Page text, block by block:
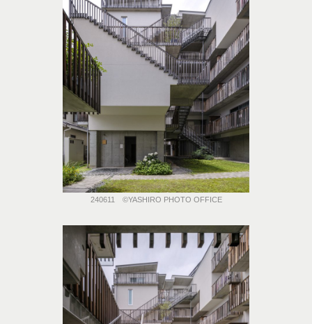
240611 ©️YASHIRO PHOTO OFFICE